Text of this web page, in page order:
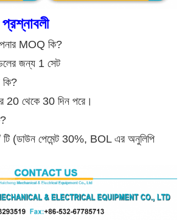
MOQ কি?
জন্য 1 সেট
20 থেকে 30 দিন পরে।
/ টি (ডাউন পেমেন্ট 30%, BOL এর অনুলিপি